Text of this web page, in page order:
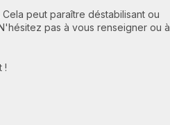
peut paraître déstabilisant ou
pas à vous renseigner ou à
!